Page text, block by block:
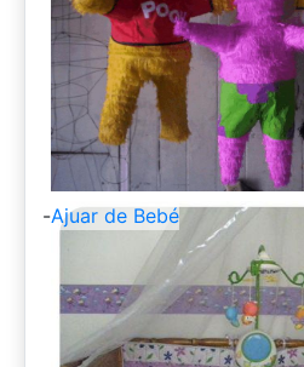
-Ajuar de Bebé